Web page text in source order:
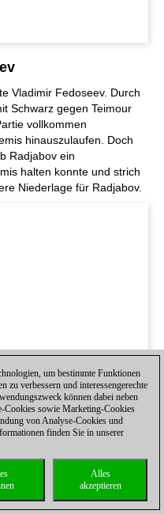
Vladimir Fedoseev. Durch
Schwarz gegen Teimour
vollkommen
hinauszulaufen. Doch
Radjabov ein
halten konnte und strich
Niederlage für Radjabov.
um bestimmte Funktionen
zu verbessern und interessengerechte
können dabei neben
Cookies sowie Marketing-Cookies
von Analyse-Cookies und
finden Sie in unserer
Alles
akzeptieren